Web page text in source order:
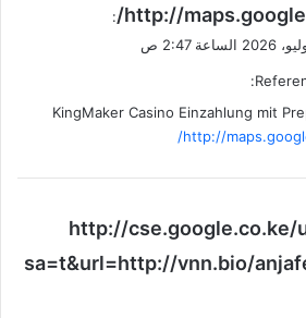
http://
:
KingMaker Casino Einzahlung mit
http://
http://cse.google.co.ke/
sa=t&url=http://vnn.bio/